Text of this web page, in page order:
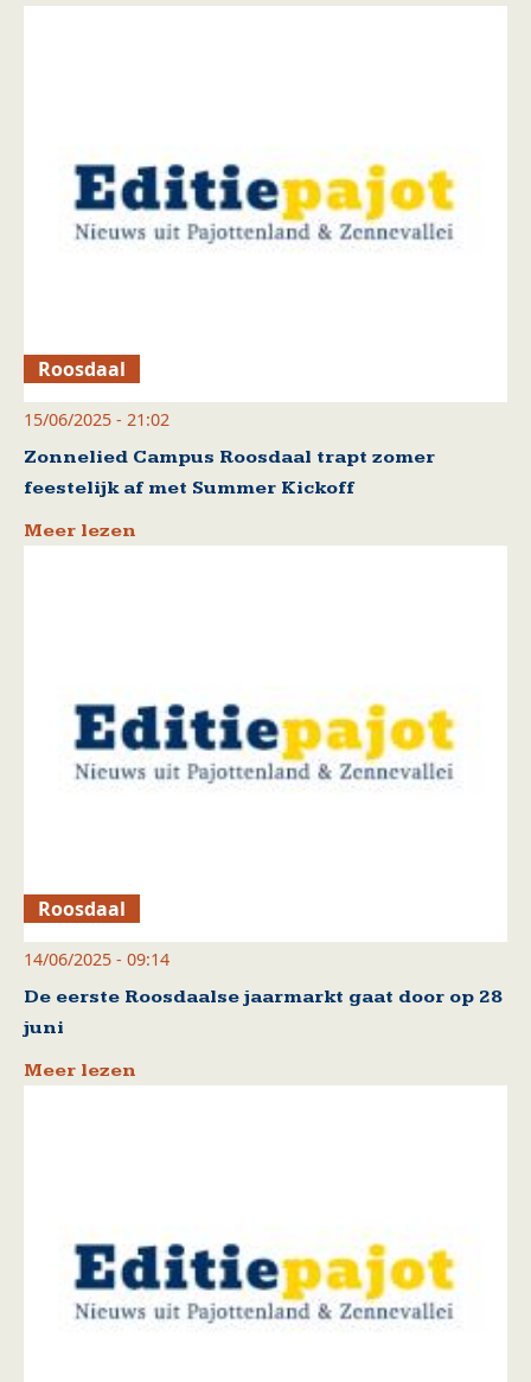
Roosdaal
15/06/2025 - 21:02
Zonnelied Campus Roosdaal trapt zomer
feestelijk af met Summer Kickoff
Meer lezen
Roosdaal
14/06/2025 - 09:14
De eerste Roosdaalse jaarmarkt gaat door op 28
juni
Meer lezen